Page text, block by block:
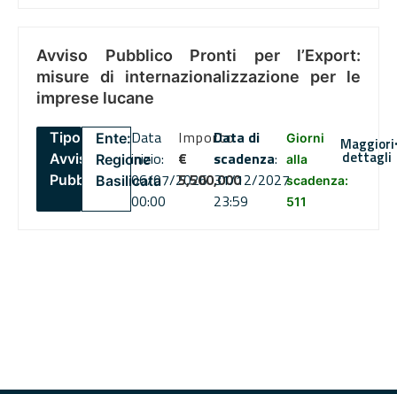
Avviso Pubblico Pronti per l’Export:
misure di internazionalizzazione per le
imprese lucane
Tipo:
Avviso
Pubblico
Ente:
Regione
Basilicata
Data
inizio:
06/07/2026
00:00
Importo
€
5,500,000
Data di
scadenza:
31/12/2027
23:59
Giorni
alla
scadenza:
511
Maggiori
dettagli